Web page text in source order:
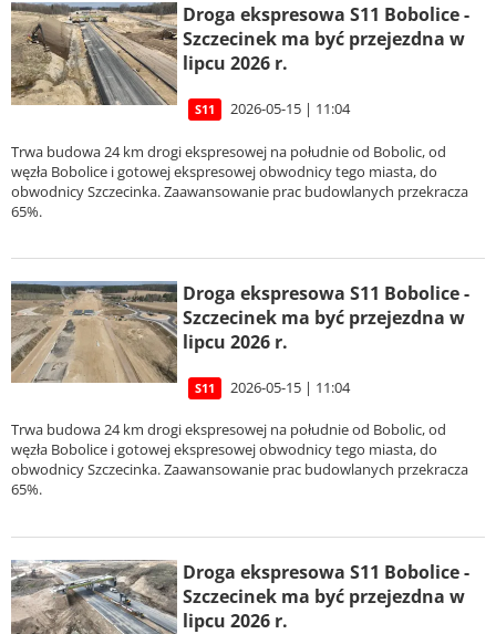
Droga ekspresowa S11 Bobolice -
Szczecinek ma być przejezdna w
lipcu 2026 r.
S11 2026-05-15 | 11:04
Trwa budowa 24 km drogi ekspresowej na południe od Bobolic, od
węzła Bobolice i gotowej ekspresowej obwodnicy tego miasta, do
obwodnicy Szczecinka. Zaawansowanie prac budowlanych przekracza
65%.
Droga ekspresowa S11 Bobolice -
Szczecinek ma być przejezdna w
lipcu 2026 r.
S11 2026-05-15 | 11:04
Trwa budowa 24 km drogi ekspresowej na południe od Bobolic, od
węzła Bobolice i gotowej ekspresowej obwodnicy tego miasta, do
obwodnicy Szczecinka. Zaawansowanie prac budowlanych przekracza
65%.
Droga ekspresowa S11 Bobolice -
Szczecinek ma być przejezdna w
lipcu 2026 r.